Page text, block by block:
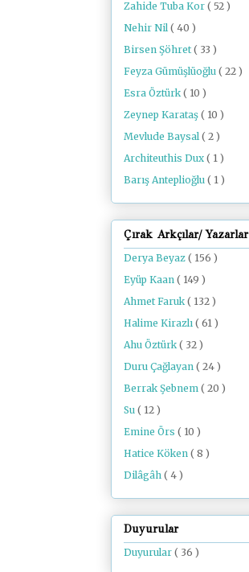
Zahide Tuba Kor ( 52 )
Nehir Nil ( 40 )
Birsen Şöhret( 33 )
Feyza Gümüşlüoğlu ( 22 )
Esra Öztürk( 10 )
Zeynep Karataş ( 10 )
Mevlude Baysal ( 2 )
Architeuthis Dux ( 1 )
Barış Anteplioğlu ( 1 )
Çırak Arkçılar/ Yazarlar
Derya Beyaz ( 156 )
Eyüp Kaan ( 149 )
Ahmet Faruk ( 132 )
Halime Kirazlı ( 61 )
Ahu Öztürk ( 32 )
Duru Çağlayan ( 24 )
Berrak Şebnem ( 20 )
Su ( 12 )
Emine Örs ( 10 )
Hatice Köken ( 8 )
Dilâgâh ( 4 )
Duyurular
Duyurular ( 36 )